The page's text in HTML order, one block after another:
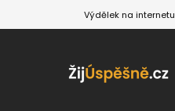
Výdělek na internetu